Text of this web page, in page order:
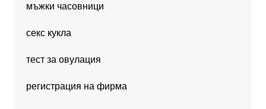
мъжки часовници
секс кукла
тест за овулация
регистрация на фирма